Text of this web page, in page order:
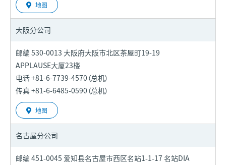
地图
大阪分公司
邮编 530-0013 大阪府大阪市北区茶屋町19-19
APPLAUSE大厦23楼
电话 +81-6-7739-4570（总机）
传真 +81-6-6485-0590（总机）
地图
名古屋分公司
邮编 451-0045 爱知县名古屋市西区名站1-1-17 名站DIA